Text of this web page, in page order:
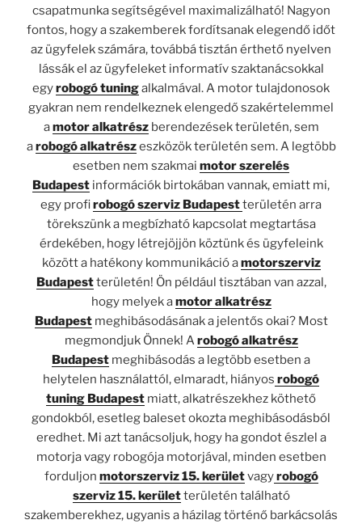
csapatmunka segítségével maximalizálható! Nagyon
fontos, hogy a szakemberek fordítsanak elegendő időt
az ügyfelek számára, továbbá tisztán érthető nyelven
lássák el az ügyfeleket informatív szaktanácsokkal
egyrobogó tuningalkalmával. A motor tulajdonosok
gyakran nem rendelkeznek elengedő szakértelemmel
amotor alkatrészberendezések területén, sem
arobogó alkatrészeszközök területén sem. A legtöbb
esetben nem szakmai motor szerelés
Budapest információk birtokában vannak, emiatt mi,
egy profirobogó szerviz Budapestterületén arra
törekszünk a megbízható kapcsolat megtartása
érdekében, hogy létrejöjjön köztünk és ügyfeleink
között a hatékony kommunikáció amotorszerviz
Budapestterületén! Ön például tisztában van azzal,
hogy melyek amotor alkatrész
Budapestmeghibásodásának a jelentős okai? Most
megmondjuk Önnek! Arobogó alkatrész
Budapest meghibásodás a legtöbb esetben a
helytelen használattól, elmaradt, hiányos robogó
tuning Budapest miatt, alkatrészekhez köthető
gondokból, esetleg baleset okozta meghibásodásból
eredhet. Mi azt tanácsoljuk, hogy ha gondot észlel a
motorja vagy robogója motorjával, minden esetben
forduljon motorszerviz 15. kerületvagyrobogó
szerviz 15. kerületterületén található
szakemberekhez, ugyanis a házilag történő barkácsolás